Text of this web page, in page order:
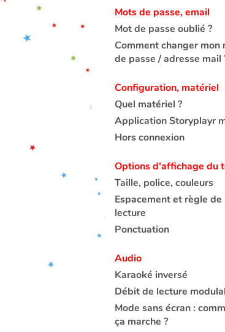
Mots de passe, email
Mot de passe oublié ?
Comment changer mon
de passe / adresse mail
Configuration, matériel
Quel matériel ?
Application Storyplayr
Hors connexion
Options d'affichage du
Taille, police, couleurs
Espacement et règle de
lecture
Ponctuation
Audio
Karaoké inversé
Débit de lecture
Mode sans écran :
ça marche ?